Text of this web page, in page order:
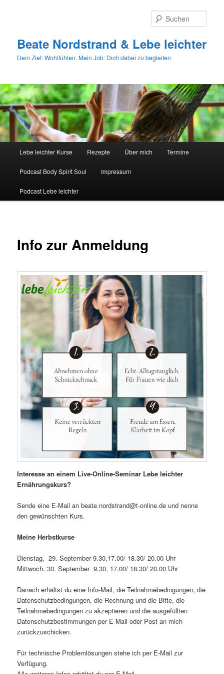
Beate Nordstrand & Lebe leichter
Dein Ziel: Wohlfühlen. Mein Job: Dich dabei zu begleiten
Lebe leichter Kurse Rezepte Über mich Termine
Podcast Body Spirit Soul Impressum
Podcast Lebe leichter
Info zur Anmeldung
Interesse an einem Live-Online-Seminar Lebe leichter
Ernährungskurs?
Sende eine E-Mail an beate.nordstrand@t-online.de und nenne
den gewünschten Kurs.
Meine Herbstkurse
Dienstag, 29. September 9.30,17.00/ 18.30/ 20.00 Uhr
Mittwoch, 30. September 9.30, 17.00/ 18.30/ 20.00 Uhr
Danach erhältst du eine Info-Mail, die Teilnahmebedingungen, die
Datenschutzbedingungen, die Rechnung und die Bitte, die
Teilnahmebedingungen zu akzeptieren und die ausgefüllten
Datenschutzbestimmungen per E-Mail oder Post an mich
zurückzuschicken.
Für technische Problemlösungen stehe ich per E-Mail zur
Verfügung.